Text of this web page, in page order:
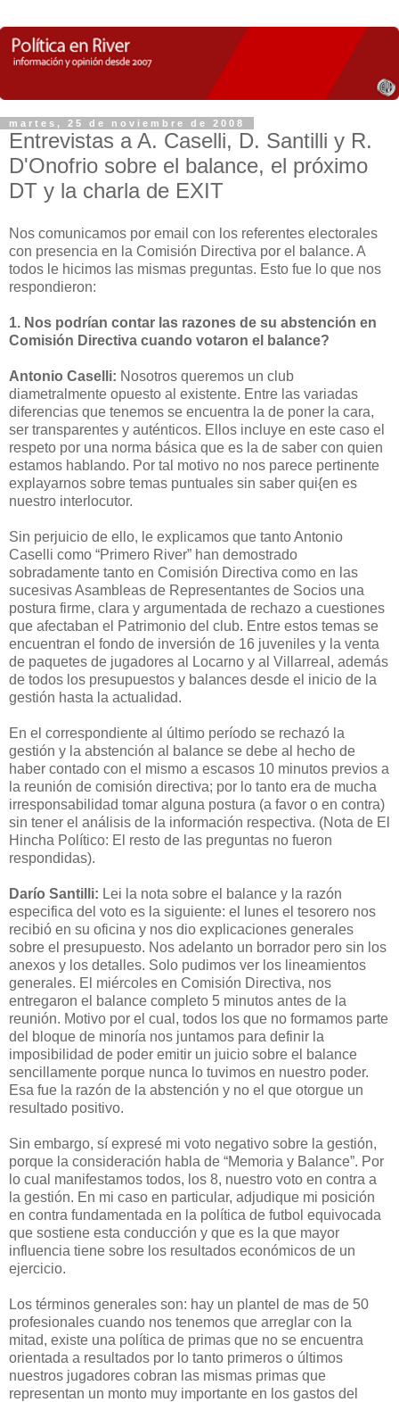
martes, 25 de noviembre de 2008
Entrevistas a A. Caselli, D. Santilli y R.
D'Onofrio sobre el balance, el próximo
DT y la charla de EXIT
Nos comunicamos por email con los referentes electorales
con presencia en la Comisión Directiva por el balance. A
todos le hicimos las mismas preguntas. Esto fue lo que nos
respondieron:
1. Nos podrían contar las razones de su abstención en
Comisión Directiva cuando votaron el balance?
Antonio Caselli: Nosotros queremos un club
diametralmente opuesto al existente. Entre las variadas
diferencias que tenemos se encuentra la de poner la cara,
ser transparentes y auténticos. Ellos incluye en este caso el
respeto por una norma básica que es la de saber con quien
estamos hablando. Por tal motivo no nos parece pertinente
explayarnos sobre temas puntuales sin saber qui{en es
nuestro interlocutor.
Sin perjuicio de ello, le explicamos que tanto Antonio
Caselli como “Primero River” han demostrado
sobradamente tanto en Comisión Directiva como en las
sucesivas Asambleas de Representantes de Socios una
postura firme, clara y argumentada de rechazo a cuestiones
que afectaban el Patrimonio del club. Entre estos temas se
encuentran el fondo de inversión de 16 juveniles y la venta
de paquetes de jugadores al Locarno y al Villarreal, además
de todos los presupuestos y balances desde el inicio de la
gestión hasta la actualidad.
En el correspondiente al último período se rechazó la
gestión y la abstención al balance se debe al hecho de
haber contado con el mismo a escasos 10 minutos previos a
la reunión de comisión directiva; por lo tanto era de mucha
irresponsabilidad tomar alguna postura (a favor o en contra)
sin tener el análisis de la información respectiva. (Nota de El
Hincha Político: El resto de las preguntas no fueron
respondidas).
Darío Santilli: Lei la nota sobre el balance y la razón
especifica del voto es la siguiente: el lunes el tesorero nos
recibió en su oficina y nos dio explicaciones generales
sobre el presupuesto. Nos adelanto un borrador pero sin los
anexos y los detalles. Solo pudimos ver los lineamientos
generales. El miércoles en Comisión Directiva, nos
entregaron el balance completo 5 minutos antes de la
reunión. Motivo por el cual, todos los que no formamos parte
del bloque de minoría nos juntamos para definir la
imposibilidad de poder emitir un juicio sobre el balance
sencillamente porque nunca lo tuvimos en nuestro poder.
Esa fue la razón de la abstención y no el que otorgue un
resultado positivo.
Sin embargo, sí expresé mi voto negativo sobre la gestión,
porque la consideración habla de “Memoria y Balance”. Por
lo cual manifestamos todos, los 8, nuestro voto en contra a
la gestión. En mi caso en particular, adjudique mi posición
en contra fundamentada en la política de futbol equivocada
que sostiene esta conducción y que es la que mayor
influencia tiene sobre los resultados económicos de un
ejercicio.
Los términos generales son: hay un plantel de mas de 50
profesionales cuando nos tenemos que arreglar con la
mitad, existe una política de primas que no se encuentra
orientada a resultados por lo tanto primeros o últimos
nuestros jugadores cobran las mismas primas que
representan un monto muy importante en los gastos del